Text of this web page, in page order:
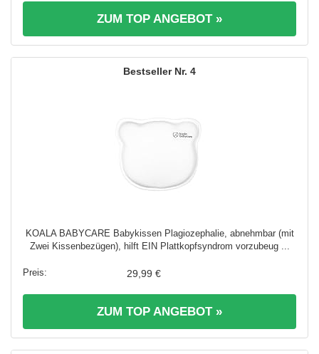
ZUM TOP ANGEBOT »
4
KOALA BABYCARE Babykissen Plagiozephalie, abnehmbar (mit
Zwei Kissenbezügen), hilft EIN Plattkopfsyndrom vorzubeug ...
29,99 €
ZUM TOP ANGEBOT »